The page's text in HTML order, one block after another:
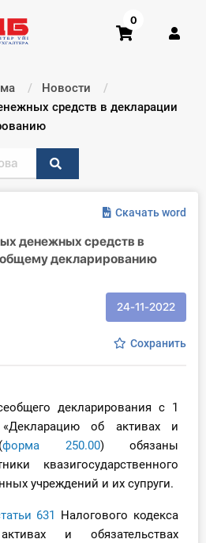
0
Новости
средств в декларации
Скачать word
денежных средств в
декларированию
24-11-2022
Сохранить
декларирования с 1
об активах и
форма 250.00) обязаны
квазигосударственного
учреждений и их супруги.
631
Налогового кодекса
и обязательствах